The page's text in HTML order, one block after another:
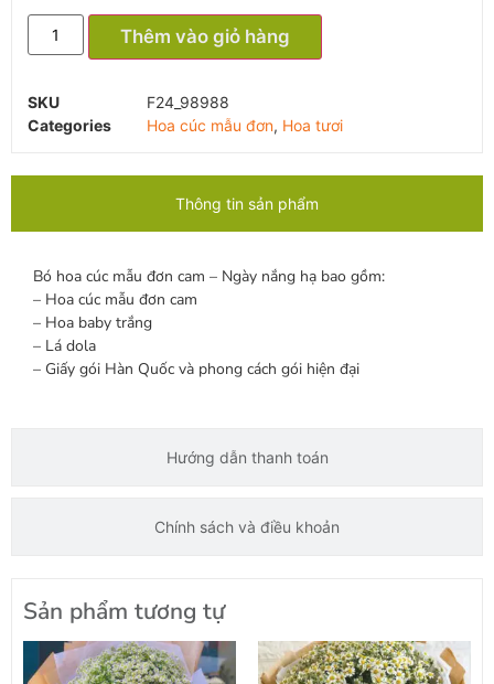
Thêm vào giỏ hàng
SKU
F24_98988
Categories
Hoa cúc mẫu đơn, Hoa tươi
Thông tin sản phẩm
Hướng dẫn thanh toán
Chính sách và điều khoản
Bó hoa cúc mẫu đơn cam – Ngày nắng hạ bao gồm:
– Hoa cúc mẫu đơn cam
– Hoa baby trắng
– Lá dola
– Giấy gói Hàn Quốc và phong cách gói hiện đại
Sản phẩm tương tự